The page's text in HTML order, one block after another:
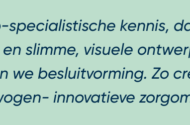
specialistische kennis,
slimme, visuele
we besluitvorming. Zo
innovatieve